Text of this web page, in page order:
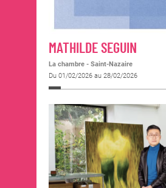
MATHILDE SEGUIN
La chambre - Saint-Nazaire
Du 01/02/2026 au 28/02/2026